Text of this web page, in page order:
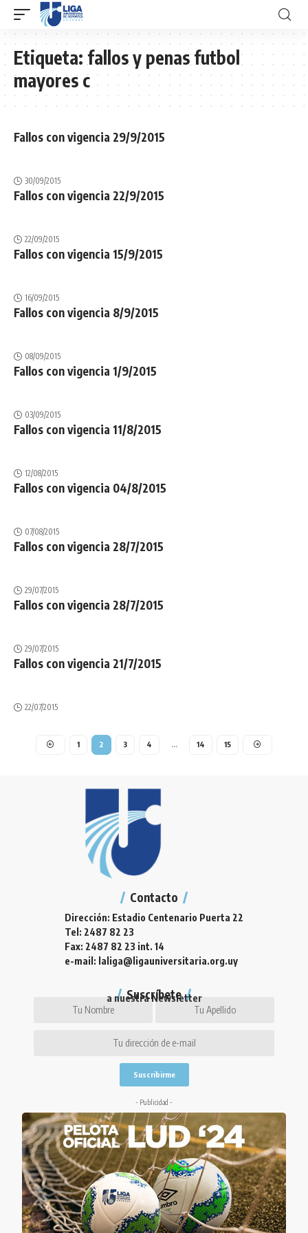
Etiqueta:fallos y penas futbol
mayores c
Fallos con vigencia 29/9/2015
30/09/2015
Fallos con vigencia 22/9/2015
22/09/2015
Fallos con vigencia 15/9/2015
16/09/2015
Fallos con vigencia 8/9/2015
08/09/2015
Fallos con vigencia 1/9/2015
03/09/2015
Fallos con vigencia 11/8/2015
12/08/2015
Fallos con vigencia 04/8/2015
07/08/2015
Fallos con vigencia 28/7/2015
29/07/2015
Fallos con vigencia 28/7/2015
29/07/2015
Fallos con vigencia 21/7/2015
22/07/2015
1 2 3 4 … 14 15
Contacto
Dirección: Estadio Centenario Puerta 22
Tel: 2487 82 23
Fax: 2487 82 23 int. 14
e-mail: laliga@ligauniversitaria.org.uy
Suscríbete
a nuestra Newsletter
- Publicidad -